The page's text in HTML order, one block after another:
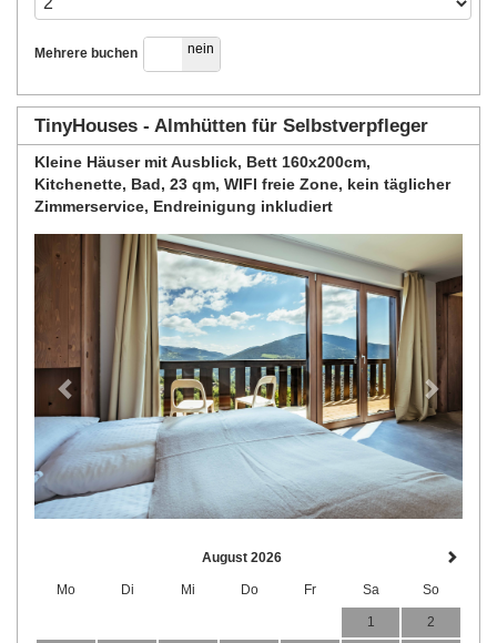
Mehrere buchen
ja nein
TinyHouses - Almhütten für Selbstverpfleger
Kleine Häuser mit Ausblick, Bett 160x200cm,
Kitchenette, Bad, 23 qm, WIFI freie Zone, kein täglicher
Zimmerservice, Endreinigung inkludiert
Previous Next
August 2026
Mo Di Mi Do Fr Sa So
1 2